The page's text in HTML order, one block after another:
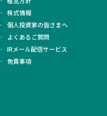
株式情報
個人投資家の皆さまへ
よくあるご質問
IRメール配信サービス
免責事項